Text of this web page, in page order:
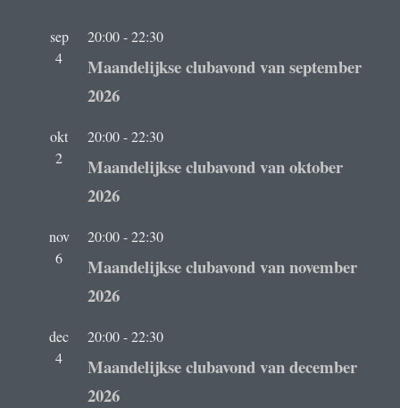
sep
4
20:00-22:30
Maandelijkse clubavond van september
2026
okt
2
20:00-22:30
Maandelijkse clubavond van oktober
2026
nov
6
20:00-22:30
Maandelijkse clubavond van november
2026
dec
4
20:00-22:30
Maandelijkse clubavond van december
2026